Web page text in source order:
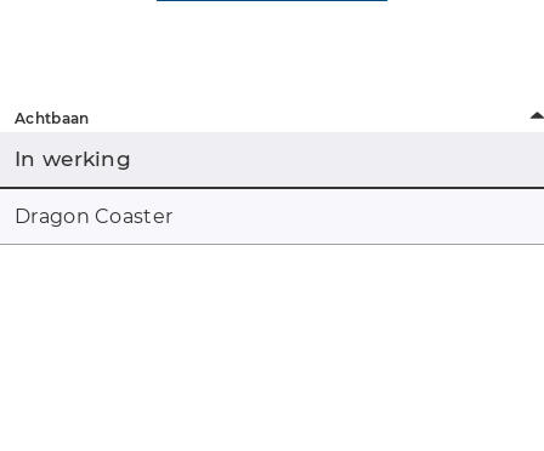
Achtbaan
In werking
Dragon Coaster